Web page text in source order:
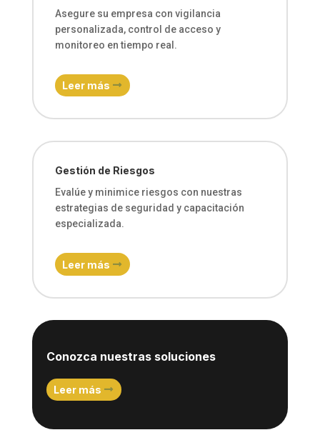
Asegure su empresa con vigilancia
personalizada, control de acceso y
monitoreo en tiempo real.
Leer más
Gestión de Riesgos
Evalúe y minimice riesgos con nuestras
estrategias de seguridad y capacitación
especializada.
Leer más
Conozca nuestras soluciones
Leer más